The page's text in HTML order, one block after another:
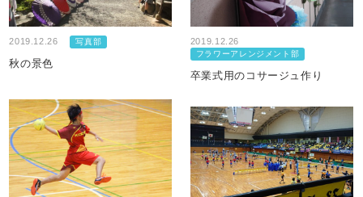
2019.12.26 写真部
秋の景色
2019.12.26
フラワーアレンジメント部
卒業式用のコサージュ作り